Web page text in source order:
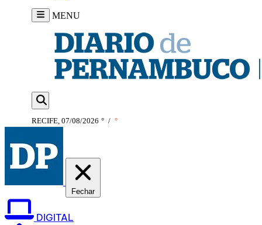
MENU
RECIFE, 07/08/2026 ° / °
Fechar
DIGITAL